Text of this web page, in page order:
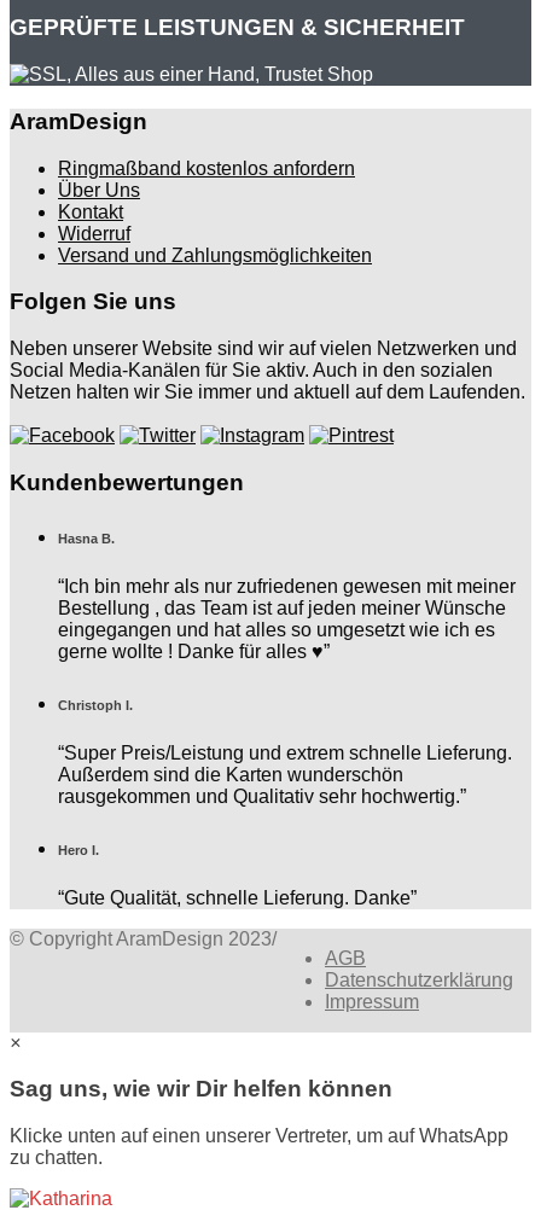
GEPRÜFTE LEISTUNGEN & SICHERHEIT
AramDesign
Ringmaßband kostenlos anfordern
Über Uns
Kontakt
Widerruf
Versand und Zahlungsmöglichkeiten
Folgen Sie uns
Neben unserer Website sind wir auf vielen Netzwerken und
Social Media-Kanälen für Sie aktiv. Auch in den sozialen
Netzen halten wir Sie immer und aktuell auf dem Laufenden.
Kundenbewertungen
Hasna B.
“Ich bin mehr als nur zufriedenen gewesen mit meiner
Bestellung , das Team ist auf jeden meiner Wünsche
eingegangen und hat alles so umgesetzt wie ich es
gerne wollte ! Danke für alles ♥️”
Christoph I.
“Super Preis/Leistung und extrem schnelle Lieferung.
Außerdem sind die Karten wunderschön
rausgekommen und Qualitativ sehr hochwertig.”
Hero I.
“Gute Qualität, schnelle Lieferung. Danke”
© Copyright AramDesign 2023/
AGB
Datenschutzerklärung
Impressum
×
Sag uns, wie wir Dir helfen können
Klicke unten auf einen unserer Vertreter, um auf WhatsApp
zu chatten.